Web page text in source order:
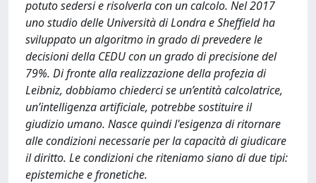
potuto sedersi e risolverla con un calcolo. Nel 2017
uno studio delle Università di Londra e Sheffield ha
sviluppato un algoritmo in grado di prevedere le
decisioni della CEDU con un grado di precisione del
79%. Di fronte alla realizzazione della profezia di
Leibniz, dobbiamo chiederci se un’entità calcolatrice,
un’intelligenza artificiale, potrebbe sostituire il
giudizio umano. Nasce quindi l'esigenza di ritornare
alle condizioni necessarie per la capacità di giudicare
il diritto. Le condizioni che riteniamo siano di due tipi:
epistemiche e fronetiche.